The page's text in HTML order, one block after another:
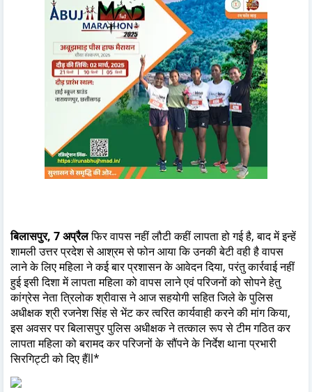
बिलासपुर, 7 अप्रैलफिर वापस नहीं लौटी कहीं लापता हो गई है, बाद में इन्हें
शामली उत्तर प्रदेश से आश्रम से फोन आया कि उनकी बेटी वही है वापस
लाने के लिए महिला ने कई बार प्रशासन के आवेदन दिया, परंतु कार्रवाई नहीं
हुई इसी दिशा में लापता महिला को वापस लाने एवं परिजनों को सोपने हेतु
कांग्रेस नेता त्रिलोक श्रीवास ने आज सहयोगी सहित जिले के पुलिस
अधीक्षक श्री रजनेश सिंह से भेंट कर त्वरित कार्यवाही करने की मांग किया,
इस अवसर पर बिलासपुर पुलिस अधीक्षक ने तत्काल रूप से टीम गठित कर
लापता महिला को बरामद कर परिजनों के सौंपने के निर्देश थाना प्रभारी
सिरगिट्टी को दिए हैंll*